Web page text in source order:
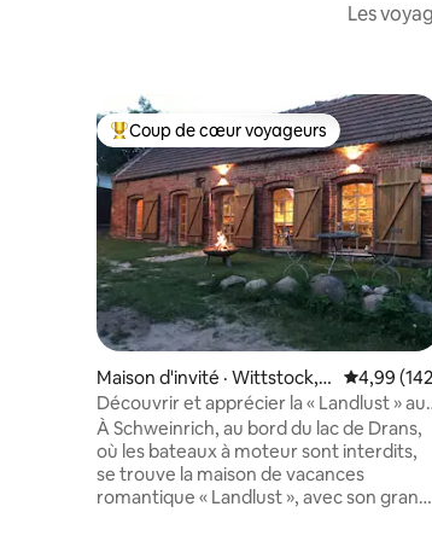
Les
Coup de cœur voyageurs parmi les plus
Coup de cœur voyageurs
Maison d'invité · Wittstock,
Ortsteil Schweinrich
Note
4,99
Découvrir et apprécier la « Landlust » au
lac de Dransen
À Schweinrich, au bord du lac de Drans,
où les bateaux à moteur sont interdits,
se trouve la maison de vacances
romantique « Landlust », avec son grand